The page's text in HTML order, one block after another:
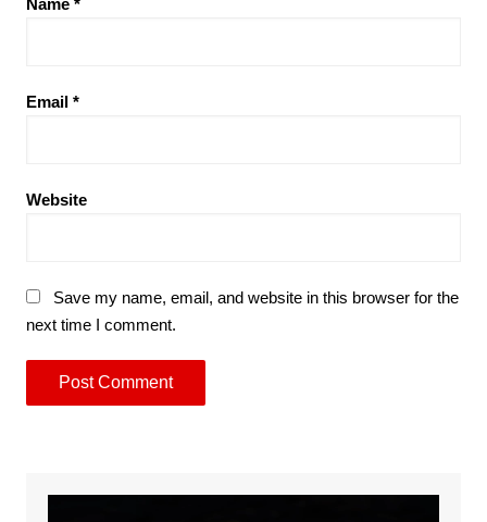
Email *
Website
Save my name, email, and website in this browser for the
next time I comment.